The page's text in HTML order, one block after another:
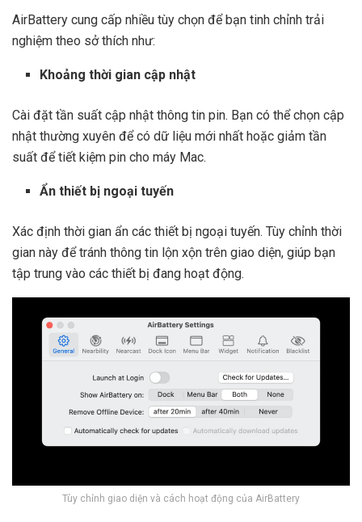
AirBattery cung cấp nhiều tùy chọn để bạn tinh chỉnh trải
nghiệm theo sở thích như:
Khoảng thời gian cập nhật
Cài đặt tần suất cập nhật thông tin pin. Bạn có thể chọn cập
nhật thường xuyên để có dữ liệu mới nhất hoặc giảm tần
suất để tiết kiệm pin cho máy Mac.
Ẩn thiết bị ngoại tuyến
Xác định thời gian ẩn các thiết bị ngoại tuyến. Tùy chỉnh thời
gian này để tránh thông tin lộn xộn trên giao diện, giúp bạn
tập trung vào các thiết bị đang hoạt động.
Tùy chỉnh giao diện và cách hoạt động của AirBattery